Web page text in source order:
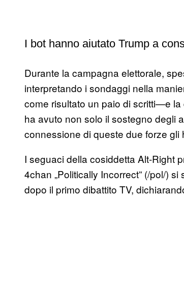
I bot hanno aiutato Trump a
Durante la campagna elettorale,
interpretando i sondaggi nella
come risultato un paio di scritti—e
ha avuto non solo il sostegno degli
connessione di queste due forze
I seguaci della cosiddetta Alt-Right
4chan „Politically Incorrect” (/pol/) si
dopo il primo dibattito TV,